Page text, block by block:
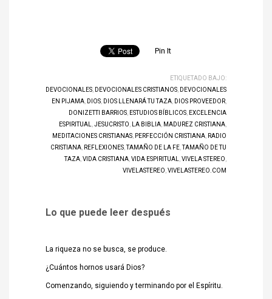
Pin It
ETIQUETADO BAJO:
DEVOCIONALES DEVOCIONALES CRISTIANOS DEVOCIONALES
EN PIJAMA DIOS DIOS LLENARÁ TU TAZA DIOS PROVEEDOR
DONIZETTI BARRIOS ESTUDIOS BÍBLICOS EXCELENCIA
ESPIRITUAL
JESUCRISTO LA BIBLIA MADUREZ CRISTIANA
MEDITACIONES CRISTIANAS PERFECCIÓN CRISTIANA RADIO
CRISTIANA REFLEXIONES ,TAMAÑO DE LA FE ,TAMAÑO DE TU
TAZA VIDA CRISTIANA VIDA ESPIRITUAL VIVELA STEREO
VIVELASTEREO VIVELASTEREO.COM
Lo que puede leer después
La riqueza no se busca, se produce.
¿Cuántos hornos usará Dios?
Comenzando, siguiendo y terminando por el Espíritu.